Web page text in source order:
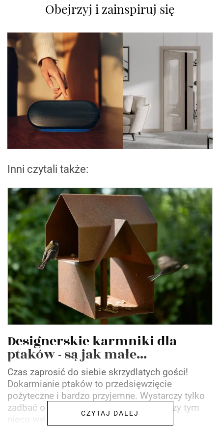
Obejrzyj i zainspiruj się
Inni czytali także:
Designerskie karmniki dla
ptaków - są jak małe...
Czas zaprosić do siebie skrzydlatych gości!
Dokarmianie ptaków to przedsięwzięcie
pożyteczne i bardzo przyjemne. Wystarczy tylko
zadbać o odpowiedni karmnik. Warto przy tym
nieco wyjść poza schematy...
CZYTAJ DALEJ